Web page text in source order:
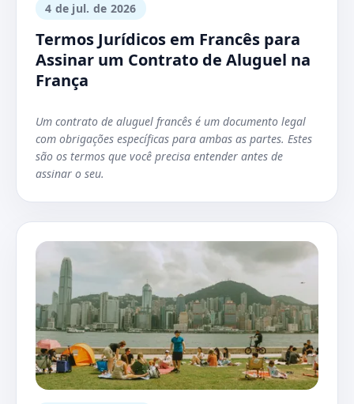
4 de jul. de 2026
Termos Jurídicos em Francês para
Assinar um Contrato de Aluguel na
França
Um contrato de aluguel francês é um documento legal
com obrigações específicas para ambas as partes. Estes
são os termos que você precisa entender antes de
assinar o seu.